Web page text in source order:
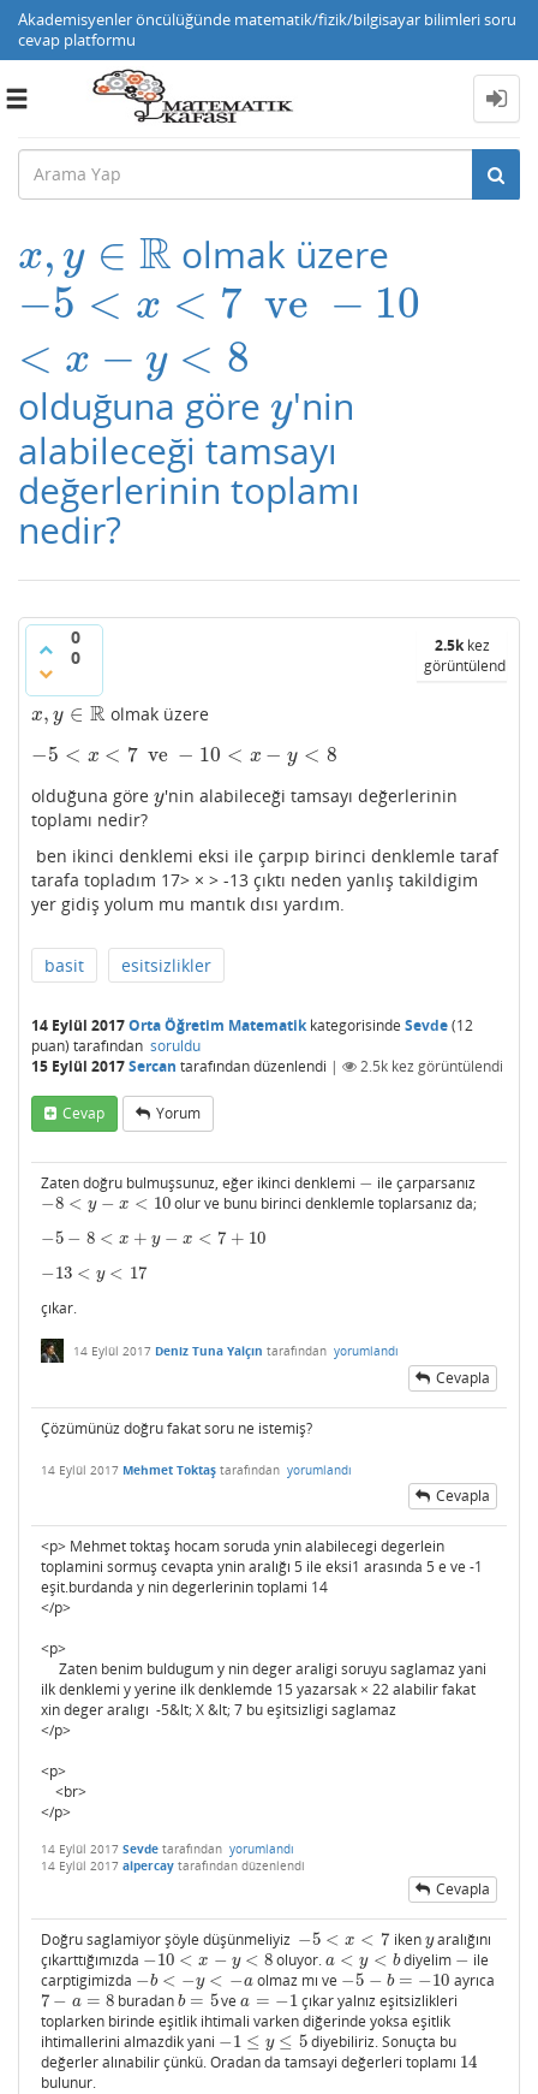
Akademisyenler öncülüğünde matematik/fizik/bilgisayar bilimleri soru
cevap platformu
Toggle
x, y ∈ R
x,y∈ R olmak üzere
−5 < x < 7 ve − 10
< x − y < 8
−5< x< 7ve −10<x y< 8
olduğuna göre y
y'nin
alabileceği tamsayı
değerlerinin toplamı
nedir?
0
0
2.5kkez
görüntülendi
x, y ∈ R
x,y ∈ R olmak üzere
−5 < x < 7 ve − 10 < x − y < 8
−5< x< 7 ve− 10< x− y< 8
olduğuna göre y
y'nin alabileceği tamsayı değerlerinin
toplamı nedir?
ben ikinci denklemi eksi ile çarpıp birinci denklemle taraf
tarafa topladım 17> × > -13 çıktı neden yanlış takildigim
yer gidiş yolum mu mantık dısı yardım.
basit esitsizlikler
14 Eylül 2017Orta Öğretim Matematikkategorisinde Sevde(12
puan) tarafından soruldu
15 Eylül 2017Sercan tarafındandüzenlendi | 2.5k kez görüntülendi
Cevap Yorum
Zaten doğru bulmuşsunuz, eğer ikinci denklemi −
− ile çarparsanız
−8 < y − x < 10
−8< y− x< 10
olur ve bunu birinci denklemle toplarsanız da;
−5 − 8 < x + y − x < 7 + 10
− 5− 8< x+ y− x< 7+ 10
−13 < y < 17
−13< y< 17
çıkar.
14 Eylül 2017 Deniz Tuna Yalçın tarafından yorumlandı
Cevapla
Çözümünüz doğru fakat soru ne istemiş?
14 Eylül 2017 Mehmet Toktaş tarafından yorumlandı
Cevapla
<p> Mehmet toktaş hocam soruda ynin alabilecegi degerlein
toplamini sormuş cevapta ynin aralığı 5 ile eksi1 arasında 5 e ve -1
eşit.burdanda y nin degerlerinin toplami 14
</p>
<p>
Zaten benim buldugum y nin deger araligi soruyu saglamaz yani
ilk denklemi y yerine ilk denklemde 15 yazarsak × 22 alabilir fakat
xin deger aralıgı -5&lt; X &lt; 7 bu eşitsizligi saglamaz
</p>
<p>
<br>
</p>
14 Eylül 2017 Sevde tarafından yorumlandı
14 Eylül 2017 alpercay tarafından düzenlendi
Cevapla
Doğru saglamiyor şöyle düşünmeliyiz −5 < x < 7
−5< x< 7 iken y
yaralığını
çıkarttığımızda −10 < x − y < 8
−10< x− y< 8 oluyor.a < y < b
a<y< b diyelim −
− ile
carptigimizda −b < −y < −a
−b< −y <−a olmaz mı ve −5 − b = −10
−5− b= −10
ayrıca
7 − a = 8
7 −a =8 buradanb = 5
b =5 vea = −1
a=−1
çıkar yalnız eşitsizlikleri
toplarken birinde eşitlik ihtimali varken diğerinde yoksa eşitlik
ihtimallerini almazdik yani −1 ≤ y ≤ 5
−1≤ y≤ 5
diyebiliriz. Sonuçta bu
değerler alınabilir çünkü. Oradan da tamsayi değerleri toplamı 14
14
bulunur.